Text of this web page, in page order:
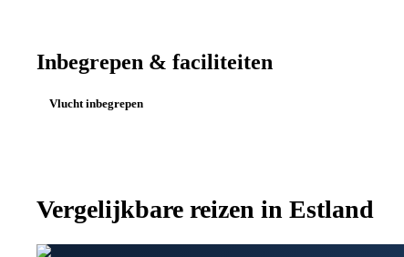
Inbegrepen & faciliteiten
Vlucht inbegrepen
Vergelijkbare reizen in Estland